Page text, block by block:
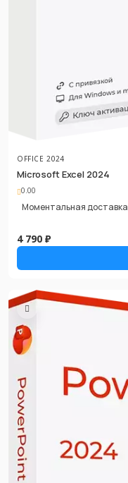
OFFICE 2024
Microsoft Excel 2024
0.00
Моментальная доставка
4 790 ₽